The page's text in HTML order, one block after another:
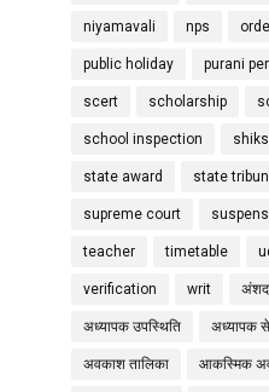
niyamavali nps
public holiday purani
scert scholarship
school inspection
state award state
supreme court
teacher timetable
verification writ
अध्यापक उपस्थिति अध्यापक
अवकाश तालिका आकस्मिक